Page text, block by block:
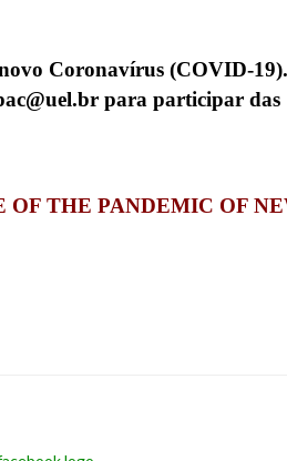
novo Coronavírus (COVID-
para participar das
OF THE PANDEMIC OF